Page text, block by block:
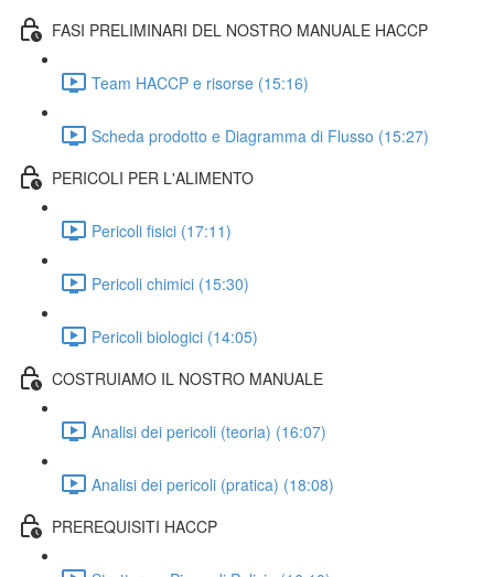
FASI PRELIMINARI DEL NOSTRO MANUALE HACCP
Team HACCP e risorse (15:16)
Scheda prodotto e Diagramma di Flusso (15:27)
PERICOLI PER L'ALIMENTO
Pericoli fisici (17:11)
Pericoli chimici (15:30)
Pericoli biologici (14:05)
COSTRUIAMO IL NOSTRO MANUALE
Analisi dei pericoli (teoria) (16:07)
Analisi dei pericoli (pratica) (18:08)
PREREQUISITI HACCP